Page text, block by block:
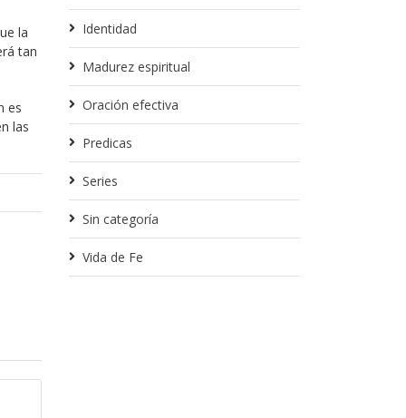
la
tan
es
las
Identidad
Madurez espiritual
Oración efectiva
Predicas
Series
Sin categoría
Vida de Fe